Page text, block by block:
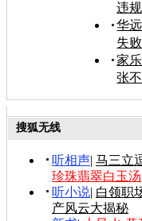
违规
华
失
家
张
搜狐无线
听相声| 马三立
珍珠翡翠白玉汤
听小说| 白领职
产风云大揭秘